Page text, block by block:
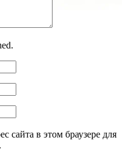
сайта в этом браузере для